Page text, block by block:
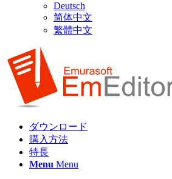
Deutsch
简体中文
繁體中文
ダウンロード
購入方法
特長
Menu Menu